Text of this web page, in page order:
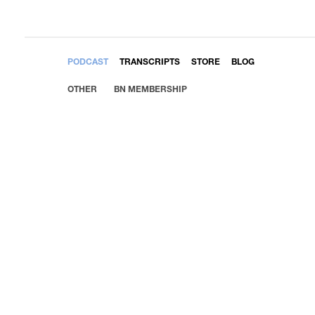
PODCAST TRANSCRIPTS STORE BLOG
OTHER BN MEMBERSHIP